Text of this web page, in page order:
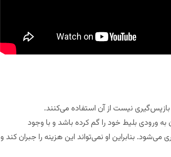
بازپس‌گیری نیست از آن استفاده می‌کنند.
ورودی بلیط خود را گم کرده باشد و با وجود
بنابراین او نمی‌تواند این هزینه را جبران کند و